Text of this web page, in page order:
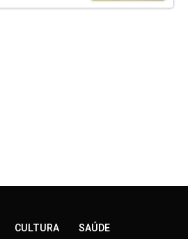
CULTURA
SAÚDE